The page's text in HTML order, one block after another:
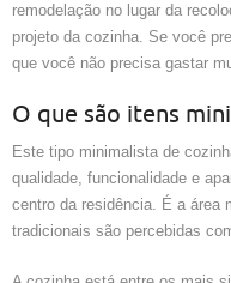
remodelação no lugar da
projeto da cozinha. Se você
que você não precisa gastar
O que são itens
Este tipo minimalista de
qualidade, funcionalidade e
centro da residência. É a área
tradicionais são percebidas